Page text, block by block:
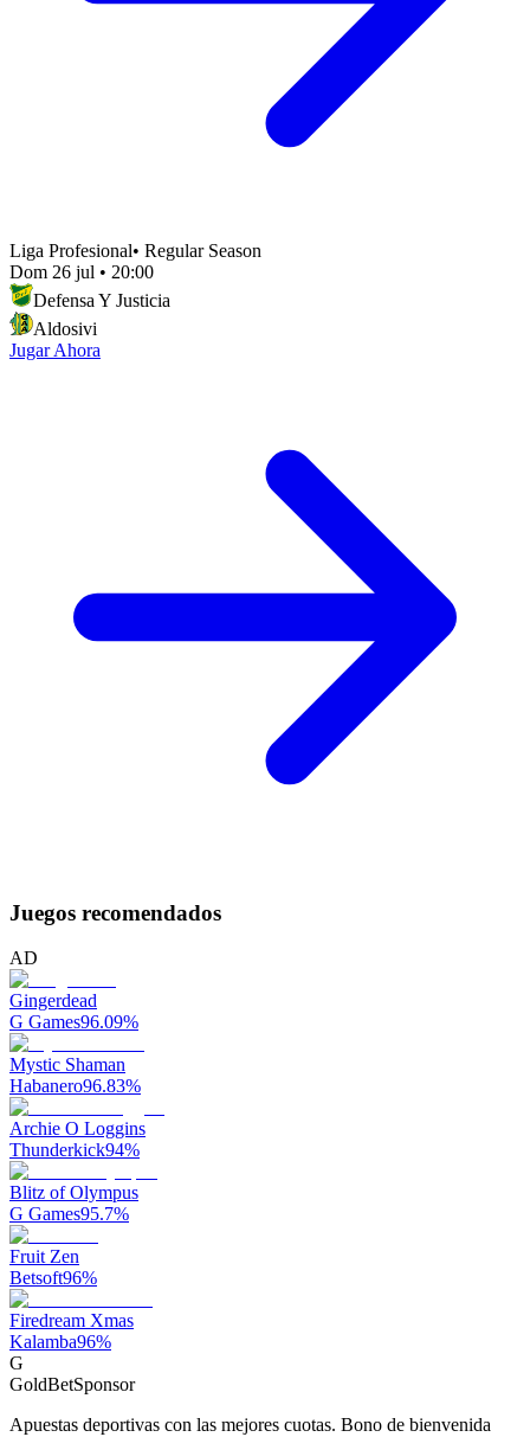
Liga Profesional• Regular Season
Dom 26 jul • 20:00
Defensa Y Justicia
Aldosivi
Jugar Ahora
Juegos recomendados
AD
Gingerdead
G Games96.09%
Mystic Shaman
Habanero96.83%
Archie O Loggins
Thunderkick94%
Blitz of Olympus
G Games95.7%
Fruit Zen
Betsoft96%
Firedream Xmas
Kalamba96%
G
GoldBetSponsor
Apuestas deportivas con las mejores cuotas. Bono de bienvenida